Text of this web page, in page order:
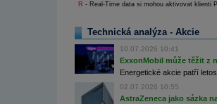
R - Real-Time data si mohou aktivovat klienti
Technická analýza - Akcie
10.07.2026 10:41
ExxonMobil může těžit z
Energetické akcie patří
02.07.2026 10:55
AstraZeneca jako sázka